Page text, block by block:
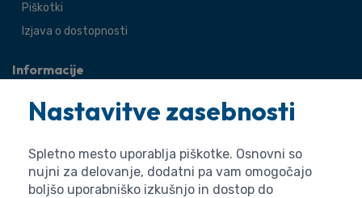
Piškotki
Izjava o dostopnosti
Informacije
O agenciji
Splošne zadeve
Pravne zadeve
Nastavitve zasebnosti
Spletno mesto uporablja piškotke. Osnovni so
nujni za delovanje, dodatni pa vam omogočajo
boljšo uporabniško izkušnjo in dostop do